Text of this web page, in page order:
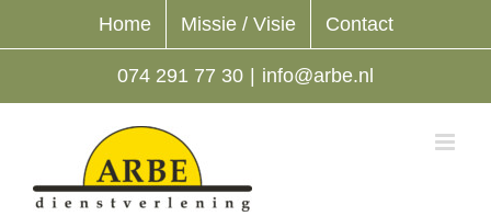
inhoud
Home Missie / Visie Contact
074 291 77 30 | info@arbe.nl